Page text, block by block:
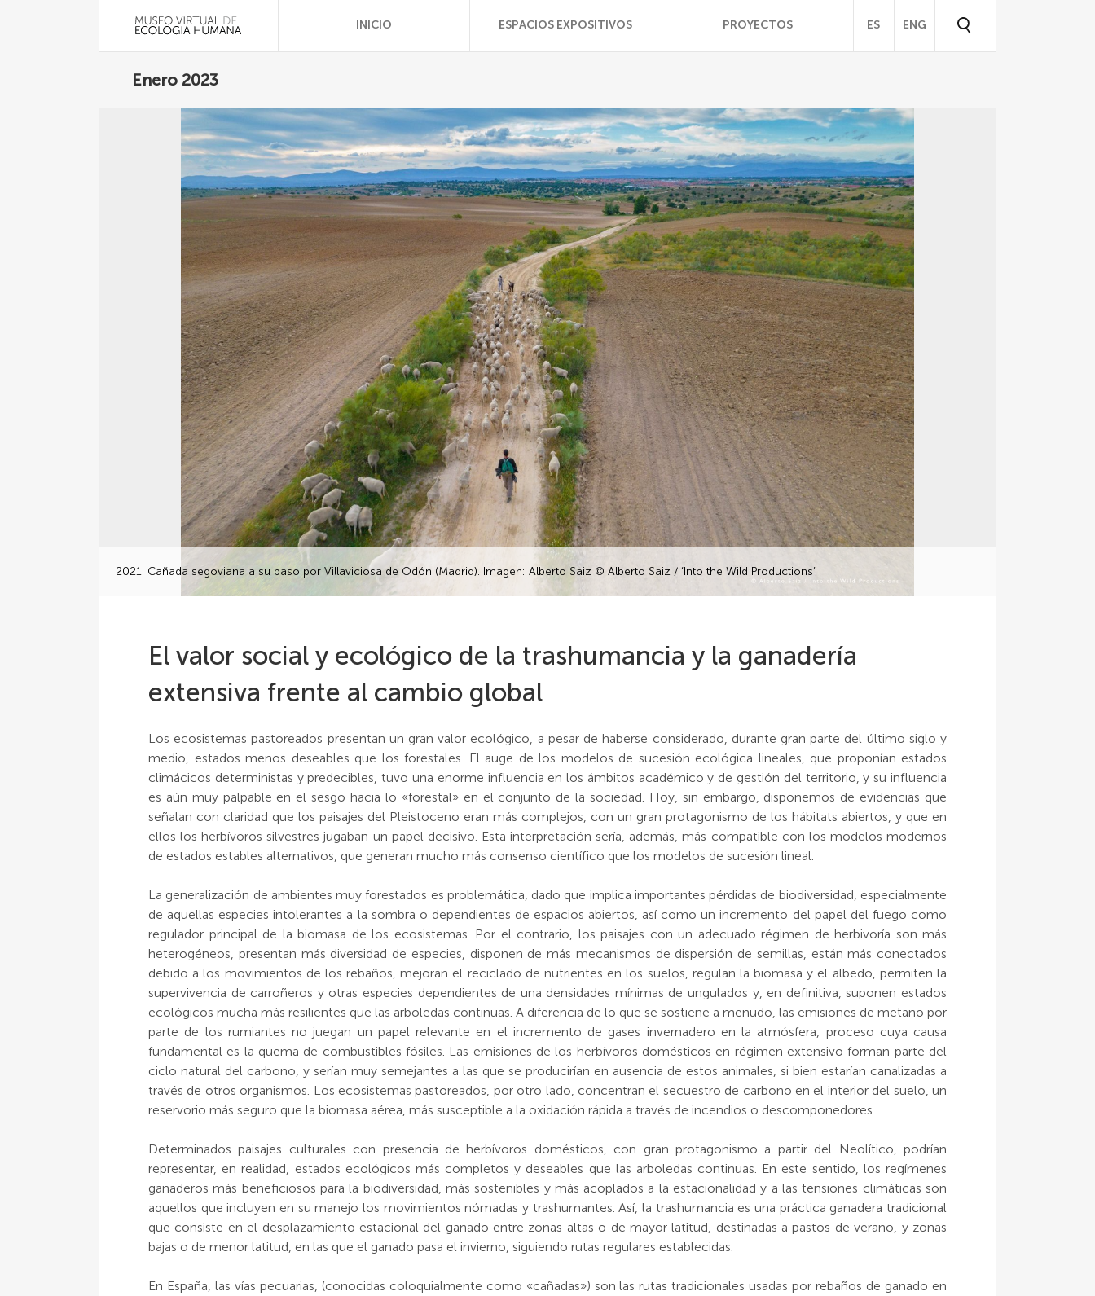
INICIO ESPACIOS EXPOSITIVOS PROYECTOS ES ENG
Enero 2023
2021. Cañada segoviana a su paso por Villaviciosa de Odón (Madrid). Imagen: Alberto Saiz © Alberto Saiz / ‘Into the Wild Productions’
El valor social y ecológico de la trashumancia y la ganadería
extensiva frente al cambio global
Los ecosistemas pastoreados presentan un gran valor ecológico, a pesar de haberse considerado, durante gran parte del último siglo y
medio, estados menos deseables que los forestales. El auge de los modelos de sucesión ecológica lineales, que proponían estados
climácicos deterministas y predecibles, tuvo una enorme influencia en los ámbitos académico y de gestión del territorio, y su influencia
es aún muy palpable en el sesgo hacia lo «forestal» en el conjunto de la sociedad. Hoy, sin embargo, disponemos de evidencias que
señalan con claridad que los paisajes del Pleistoceno eran más complejos, con un gran protagonismo de los hábitats abiertos, y que en
ellos los herbívoros silvestres jugaban un papel decisivo. Esta interpretación sería, además, más compatible con los modelos modernos
de estados estables alternativos, que generan mucho más consenso científico que los modelos de sucesión lineal.
La generalización de ambientes muy forestados es problemática, dado que implica importantes pérdidas de biodiversidad, especialmente
de aquellas especies intolerantes a la sombra o dependientes de espacios abiertos, así como un incremento del papel del fuego como
regulador principal de la biomasa de los ecosistemas. Por el contrario, los paisajes con un adecuado régimen de herbivoría son más
heterogéneos, presentan más diversidad de especies, disponen de más mecanismos de dispersión de semillas, están más conectados
debido a los movimientos de los rebaños, mejoran el reciclado de nutrientes en los suelos, regulan la biomasa y el albedo, permiten la
supervivencia de carroñeros y otras especies dependientes de una densidades mínimas de ungulados y, en definitiva, suponen estados
ecológicos mucha más resilientes que las arboledas continuas. A diferencia de lo que se sostiene a menudo, las emisiones de metano por
parte de los rumiantes no juegan un papel relevante en el incremento de gases invernadero en la atmósfera, proceso cuya causa
fundamental es la quema de combustibles fósiles. Las emisiones de los herbívoros domésticos en régimen extensivo forman parte del
ciclo natural del carbono, y serían muy semejantes a las que se producirían en ausencia de estos animales, si bien estarían canalizadas a
través de otros organismos. Los ecosistemas pastoreados, por otro lado, concentran el secuestro de carbono en el interior del suelo, un
reservorio más seguro que la biomasa aérea, más susceptible a la oxidación rápida a través de incendios o descomponedores.
Determinados paisajes culturales con presencia de herbívoros domésticos, con gran protagonismo a partir del Neolítico, podrían
representar, en realidad, estados ecológicos más completos y deseables que las arboledas continuas. En este sentido, los regímenes
ganaderos más beneficiosos para la biodiversidad, más sostenibles y más acoplados a la estacionalidad y a las tensiones climáticas son
aquellos que incluyen en su manejo los movimientos nómadas y trashumantes. Así, la trashumancia es una práctica ganadera tradicional
que consiste en el desplazamiento estacional del ganado entre zonas altas o de mayor latitud, destinadas a pastos de verano, y zonas
bajas o de menor latitud, en las que el ganado pasa el invierno, siguiendo rutas regulares establecidas.
En España, las vías pecuarias, (conocidas coloquialmente como «cañadas») son las rutas tradicionales usadas por rebaños de ganado en